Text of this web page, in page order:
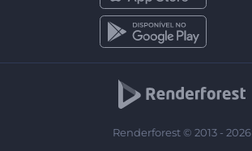
Renderforest © 2013 - 2026